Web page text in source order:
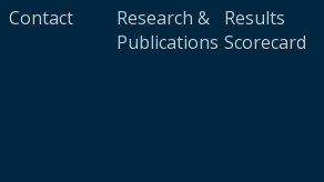
Contact
Research &
Publications
Results
Scorecard